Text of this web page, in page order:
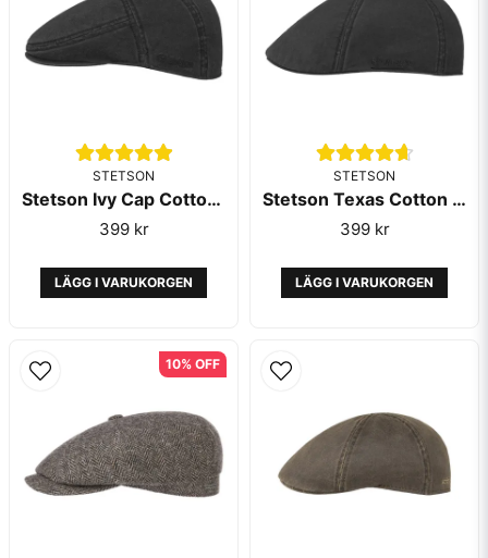
Ja, ni får publicera min fråga
Skicka fråga
STETSON
Stetson Ivy Cap Cotton Black
399 kr
LÄGG I VARUKORGEN
STETSON
Stetson Texas Cotton Black
399 kr
LÄGG I VARUKORGEN
10% OFF